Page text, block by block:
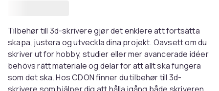
Tilbehør till 3d-skrivere gjør det enklere att fortsätta
skapa, justera og utveckla dina projekt. Oavsett om du
skriver ut for hobby, studier eller mer avancerade idéer
behövs rätt materiale og delar for att allt ska fungera
som det ska. Hos CDON finner du tilbehør till 3d-